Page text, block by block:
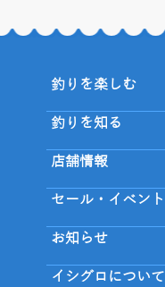
釣りを楽しむ
釣りを知る
店舗情報
セール・イベント
お知らせ
イシグロについて